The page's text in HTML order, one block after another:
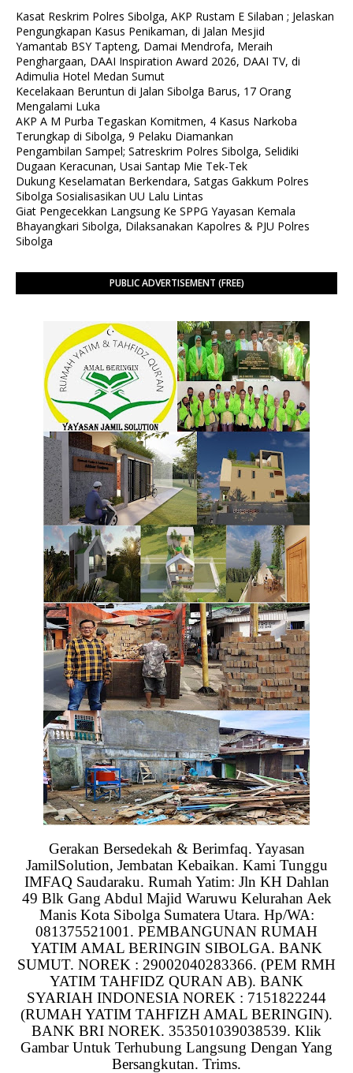
Kasat Reskrim Polres Sibolga, AKP Rustam E Silaban ; Jelaskan
Pengungkapan Kasus Penikaman, di Jalan Mesjid
Yamantab BSY Tapteng, Damai Mendrofa, Meraih
Penghargaan, DAAI Inspiration Award 2026, DAAI TV, di
Adimulia Hotel Medan Sumut
Kecelakaan Beruntun di Jalan Sibolga Barus, 17 Orang
Mengalami Luka
AKP A M Purba Tegaskan Komitmen, 4 Kasus Narkoba
Terungkap di Sibolga, 9 Pelaku Diamankan
Pengambilan Sampel; Satreskrim Polres Sibolga, Selidiki
Dugaan Keracunan, Usai Santap Mie Tek-Tek
Dukung Keselamatan Berkendara, Satgas Gakkum Polres
Sibolga Sosialisasikan UU Lalu Lintas
Giat Pengecekkan Langsung Ke SPPG Yayasan Kemala
Bhayangkari Sibolga, Dilaksanakan Kapolres & PJU Polres
Sibolga
PUBLIC ADVERTISEMENT (FREE)
Gerakan Bersedekah & Berimfaq. Yayasan
JamilSolution, Jembatan Kebaikan. Kami Tunggu
IMFAQ Saudaraku. Rumah Yatim: Jln KH Dahlan
49 Blk Gang Abdul Majid Waruwu Kelurahan Aek
Manis Kota Sibolga Sumatera Utara. Hp/WA:
081375521001. PEMBANGUNAN RUMAH
YATIM AMAL BERINGIN SIBOLGA. BANK
SUMUT. NOREK : 29002040283366. (PEM RMH
YATIM TAHFIDZ QURAN AB). BANK
SYARIAH INDONESIA NOREK : 7151822244
(RUMAH YATIM TAHFIZH AMAL BERINGIN).
BANK BRI NOREK. 353501039038539. Klik
Gambar Untuk Terhubung Langsung Dengan Yang
Bersangkutan. Trims.